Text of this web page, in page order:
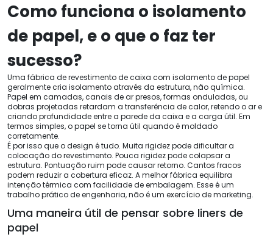
Como funciona o isolamento
de papel, e o que o faz ter
sucesso?
Uma fábrica de revestimento de caixa com isolamento de papel
geralmente cria isolamento através da estrutura, não química.
Papel em camadas, canais de ar presos, formas onduladas, ou
dobras projetadas retardam a transferência de calor, retendo o ar e
criando profundidade entre a parede da caixa e a carga útil. Em
termos simples, o papel se torna útil quando é moldado
corretamente.
É por isso que o design é tudo. Muita rigidez pode dificultar a
colocação do revestimento. Pouca rigidez pode colapsar a
estrutura. Pontuação ruim pode causar retorno. Cantos fracos
podem reduzir a cobertura eficaz. A melhor fábrica equilibra
intenção térmica com facilidade de embalagem. Esse é um
trabalho prático de engenharia, não é um exercício de marketing.
Uma maneira útil de pensar sobre liners de
papel